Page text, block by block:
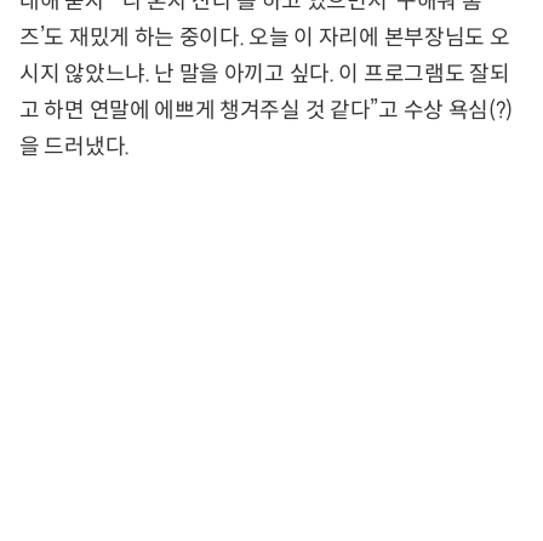
즈’도 재밌게 하는 중이다. 오늘 이 자리에 본부장님도 오
시지 않았느냐. 난 말을 아끼고 싶다. 이 프로그램도 잘되
고 하면 연말에 에쁘게 챙겨주실 것 같다”고 수상 욕심(?)
을 드러냈다.